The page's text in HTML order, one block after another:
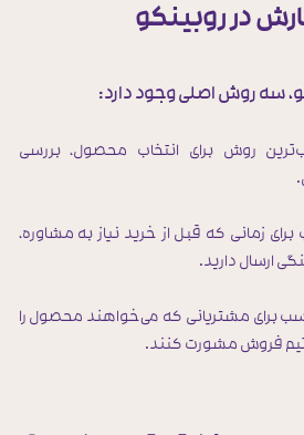
در روبینکو
سه روش اصلی وجود دارد:
روش برای انتخاب محصول، بررسی
زمانی که قبل از خرید نیاز به مشاوره،
ارسال دارید.
برای مشتریانی که می‌خواهند محصول را
تیم فروش مشورت کنند.